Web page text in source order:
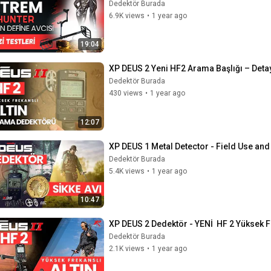
19:04
Dedektör Burada
6.9K views • 1 year ago
12:07
XP DEUS 2 Yeni HF2 Arama Başlığı –
Dedektör Burada
430 views • 1 year ago
10:47
XP DEUS 1 Metal Detector - Field Use
Dedektör Burada
5.4K views • 1 year ago
XP DEUS 2 Dedektör - YENİ  HF 2
Dedektör Burada
2.1K views • 1 year ago